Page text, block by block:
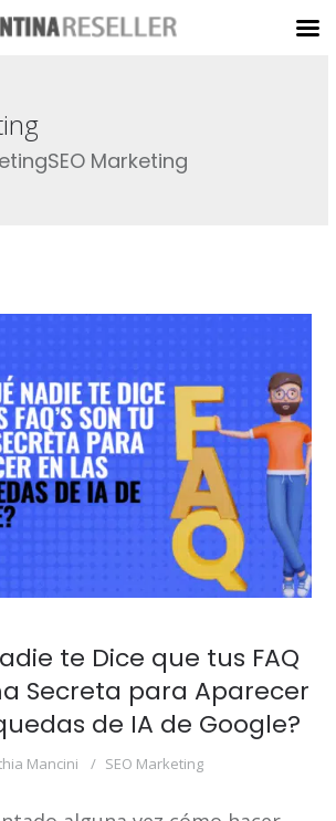
SEO Marketing
te Dice que tus FAQ
Secreta para Aparecer
de IA de Google?
Mancini SEO Marketing